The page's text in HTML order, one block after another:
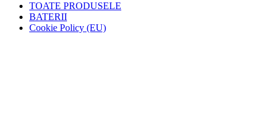
TOATE PRODUSELE
BATERII
Cookie Policy (EU)